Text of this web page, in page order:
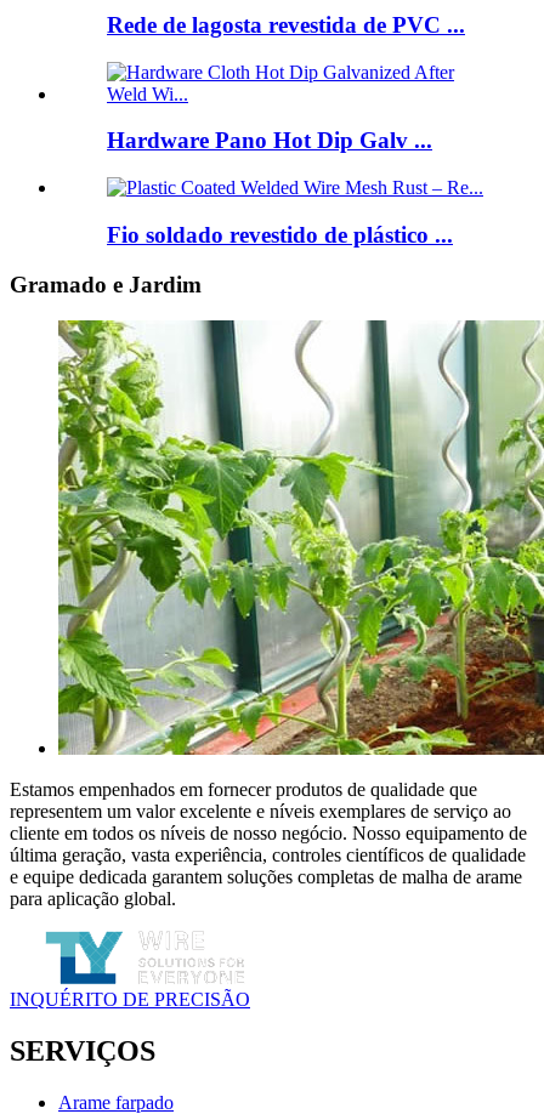
Rede de lagosta revestida de PVC ...
Hardware Pano Hot Dip Galv ...
Fio soldado revestido de plástico ...
Gramado e Jardim
Estamos empenhados em fornecer produtos de qualidade que
representem um valor excelente e níveis exemplares de serviço ao
cliente em todos os níveis de nosso negócio. Nosso equipamento de
última geração, vasta experiência, controles científicos de qualidade
e equipe dedicada garantem soluções completas de malha de arame
para aplicação global.
INQUÉRITO DE PRECISÃO
SERVIÇOS
Arame farpado